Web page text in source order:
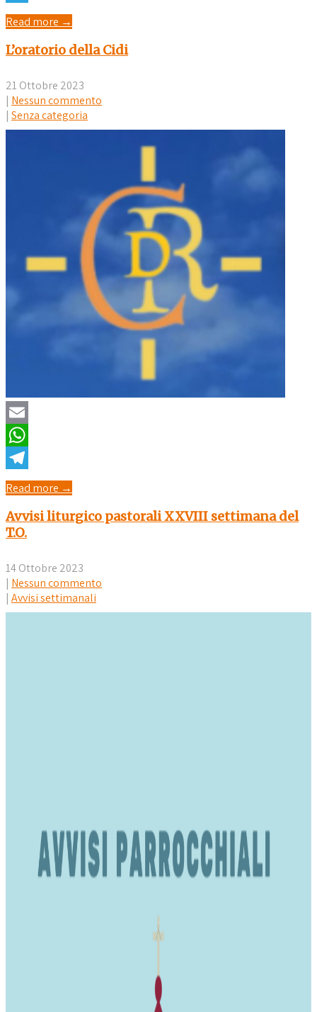
Telegram
Read more →
L’oratorio della Cidi
21 Ottobre 2023
| Nessun commento
| Senza categoria
Email
WhatsApp
Telegram
Read more →
Avvisi liturgico pastorali XXVIII settimana del
T.O.
14 Ottobre 2023
| Nessun commento
| Avvisi settimanali